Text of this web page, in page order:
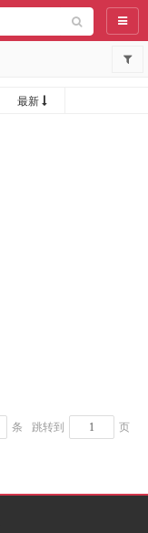
导航
最新
条 跳转到
页